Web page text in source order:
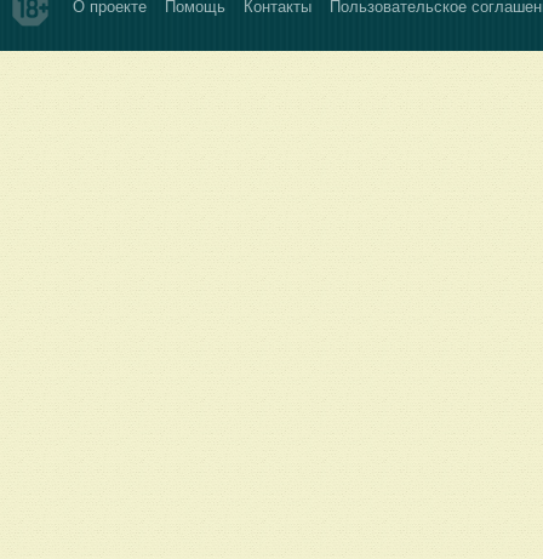
О проекте Помощь Контакты Пользовательское